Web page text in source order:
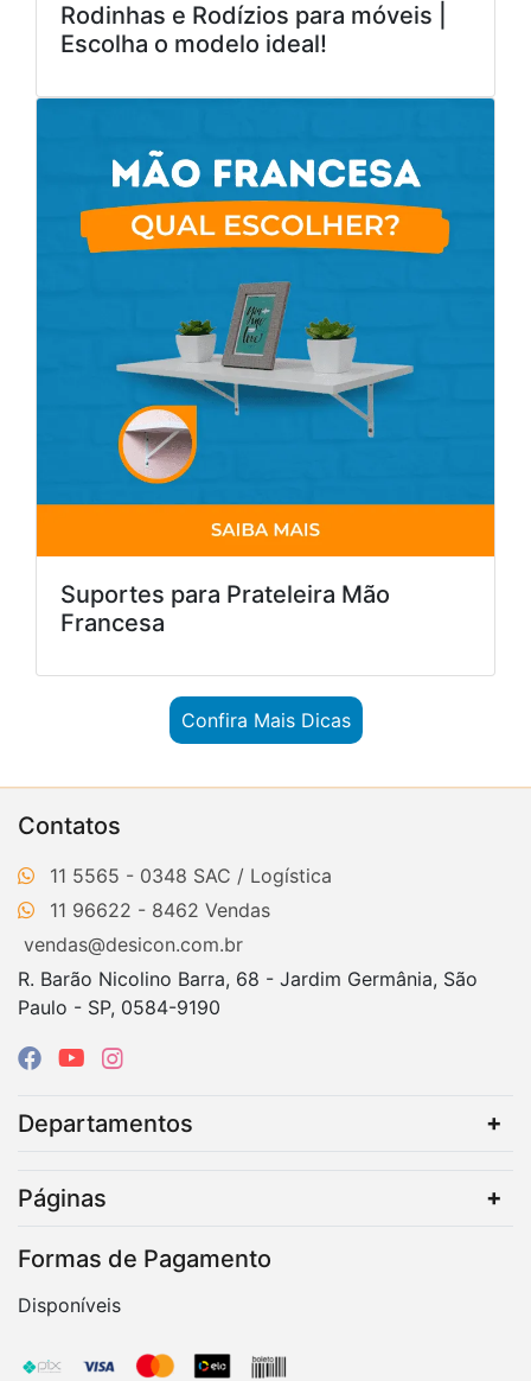
Rodinhas e Rodízios para móveis |
Escolha o modelo ideal!
Suportes para Prateleira Mão
Francesa
Confira Mais Dicas
Contatos
11 5565 - 0348
11 96622 - 8462
vendas@desicon.com.br
R. Barão Nicolino Barra, 68 - Jardim Germânia, São
Paulo - SP, 0584-9190
Departamentos
Páginas
Formas de Pagamento
Disponíveis